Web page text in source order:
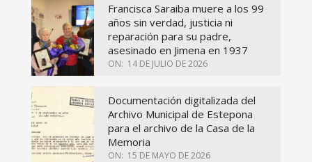
Francisca Saraiba muere a los 99
años sin verdad, justicia ni
reparación para su padre,
asesinado en Jimena en 1937
ON: 14 DE JULIO DE 2026
Documentación digitalizada del
Archivo Municipal de Estepona
para el archivo de la Casa de la
Memoria
ON: 15 DE MAYO DE 2026